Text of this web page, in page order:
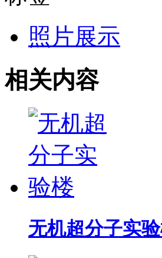
照片展示
相关内容
无机超分子实